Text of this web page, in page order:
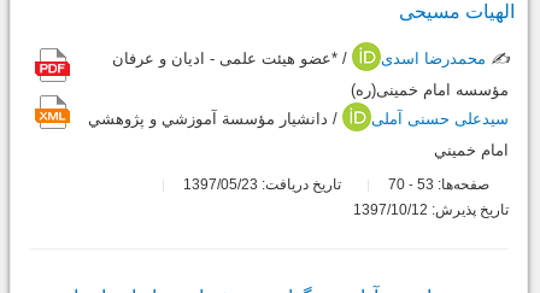
الهیات مسیحی
✍️ محمدرضا اسدی
/ *عضو هیئت علمی - ادیان و عرفان
مؤسسه امام خمینی(ره)
سیدعلی حسنی آملی
/ دانشيار مؤسسة آموزشي و پژوهشي
امام خميني
صفحه‌ها: 53
-
تاریخ دریافت: 1397/05/23
تاریخ پذیرش: 1397/10/12